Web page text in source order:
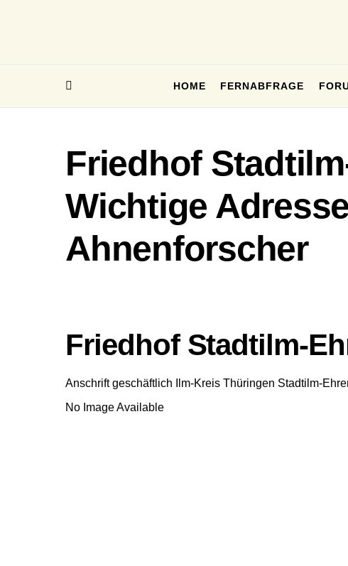
HOME FERNABFRAGE
Friedhof
Wichtige
Ahnenforscher
Friedhof Stadtilm-
Anschrift geschäftlich Ilm-Kreis Thüringen Stadtilm-
No Image Available